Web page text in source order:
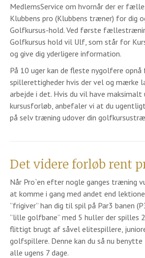
MedlemsService om hvornår der er
Klubbens pro (Klubbens træner) for dig
Golfkursus-hold. Ved første
Golfkursus hold vil Ulf, som står for
og give dig yderligere information.
På 10 uger kan de fleste nygolfere opnå
spillerettigheder hvis der vel og mærke
arbejde i det. Hvis du vil have
kursusforløb, anbefaler vi at du
på selv træning udover din
Det videre forløb rent
Når Pro`en efter nogle ganges træning
at komme i gang med andet end
”frigiver” han dig til spil på Par3 banen
”lille golfbane” med 5 huller der spilles
flittigt brugt af såvel elitespillere,
golfspillere. Denne kan du så nu
alle ugens 7 dage.